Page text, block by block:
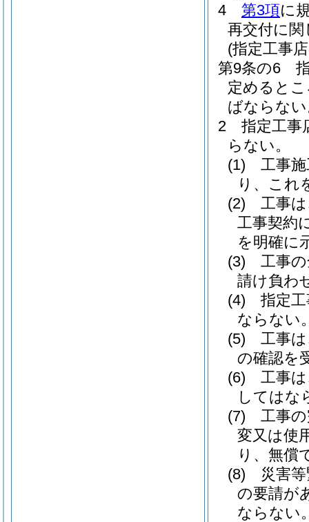
4
第3項に
再交付に
(指定工事
第9条の6
定めると
ばならな
2
指定工事
らない。
(1)
工事
り、これ
(2)
工事
工事契約
を明確に
(3)
工事
請け負わ
(4)
指定
ならない
(5)
工事
の確認を
(6)
工事
してはな
(7)
工事
変又は使
り、無償
(8)
災害
の要請が
ならない